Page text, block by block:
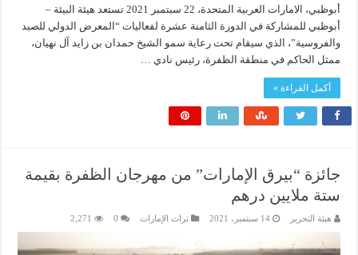
أبوظبي، الامارات العربية المتحدة، 22 سبتمبر 2021 تستعد هيئة البيئة –
أبوظبي للمشاركة في الدورة الثامنة عشرة لفعاليات “المعرض الدولي للصيد
والفروسية”، الذي سيقام تحت رعاية سمو الشيخ حمدان بن زايد آل نهيان،
ممثل الحاكم في منطقة الظفرة، رئيس نادي …
أكمل القراءة »
جائزة “بيرق الإمارات” من مهرجان الظفرة بقيمة
ستة ملايين درهم
هيئة التحرير 14 سبتمبر، 2021 تراث الإمارات 0
2,271